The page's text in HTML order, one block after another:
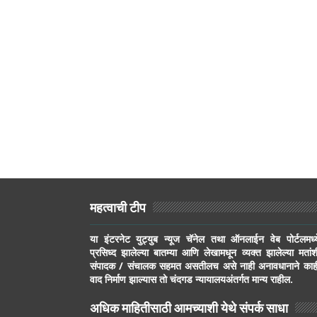
महत्वाची टीप
या इंटरनेट युट्युब न्यूज चॅनेल तथा ऑनलाईन वेब
प्रसिध्द झालेल्या बातम्या आणि लेखामधून व्यक्त झालेल्या
संपादक / संचालक सहमत असतीलच असे नाही अनावधानाने
वाद निर्माण झाल्यास तो चंदगड न्यायालयअंतर्गत मान्य राहील.
अधिक माहितीसाठी आमच्याशी येथे संपर्क साधा